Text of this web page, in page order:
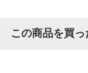
この商品を買